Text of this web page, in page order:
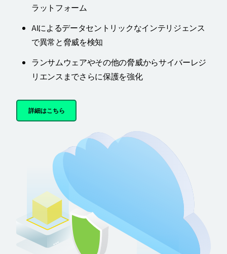
ラットフォーム
AIによるデータセントリックなインテリジェンス
で異常と脅威を検知
ランサムウェアやその他の脅威からサイバーレジ
リエンスまでさらに保護を強化
詳細はこちら